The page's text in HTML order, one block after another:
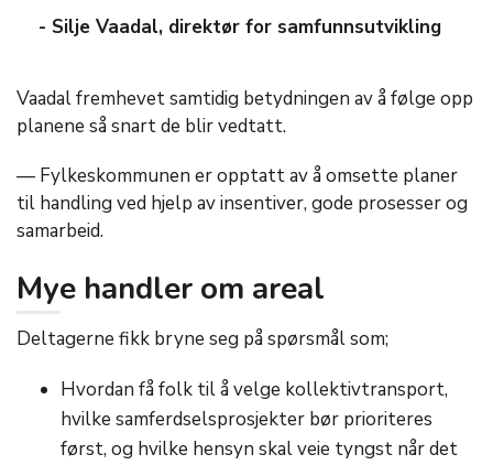
- Silje Vaadal, direktør for samfunnsutvikling
Vaadal fremhevet samtidig betydningen av å følge opp
planene så snart de blir vedtatt.
— Fylkeskommunen er opptatt av å omsette planer
til handling ved hjelp av insentiver, gode prosesser og
samarbeid.
Mye handler om areal
Deltagerne fikk bryne seg på spørsmål som;
Hvordan få folk til å velge kollektivtransport,
hvilke samferdselsprosjekter bør prioriteres
først, og hvilke hensyn skal veie tyngst når det